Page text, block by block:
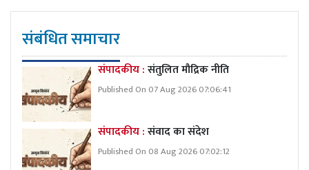
संबंधित समाचार
संपादकीय :संतुलित मौद्रिक नीति
Published On 07 Aug 2026 07:06:41
संपादकीय :संवाद का संदेश
Published On 08 Aug 2026 07:02:12